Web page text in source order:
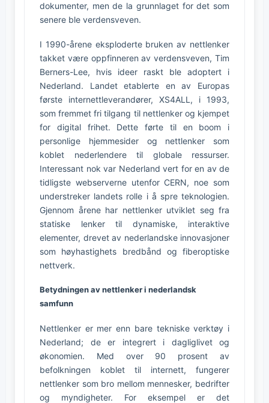
dokumenter, men de la grunnlaget for det som
senere ble verdensveven.
I 1990-årene eksploderte bruken av nettlenker
takket være oppfinneren av verdensveven, Tim
Berners-Lee, hvis ideer raskt ble adoptert i
Nederland. Landet etablerte en av Europas
første internettleverandører, XS4ALL, i 1993,
som fremmet fri tilgang til nettlenker og kjempet
for digital frihet. Dette førte til en boom i
personlige hjemmesider og nettlenker som
koblet nederlendere til globale ressurser.
Interessant nok var Nederland vert for en av de
tidligste webserverne utenfor CERN, noe som
understreker landets rolle i å spre teknologien.
Gjennom årene har nettlenker utviklet seg fra
statiske lenker til dynamiske, interaktive
elementer, drevet av nederlandske innovasjoner
som høyhastighets bredbånd og fiberoptiske
nettverk.
Betydningen av nettlenker i nederlandsk
samfunn
Nettlenker er mer enn bare tekniske verktøy i
Nederland; de er integrert i dagliglivet og
økonomien. Med over 90 prosent av
befolkningen koblet til internett, fungerer
nettlenker som bro mellom mennesker, bedrifter
og myndigheter. For eksempel er det